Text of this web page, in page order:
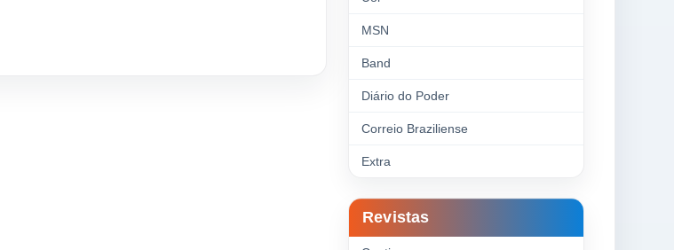
MSN
Band
Diário do Poder
Correio Braziliense
Extra
Revistas